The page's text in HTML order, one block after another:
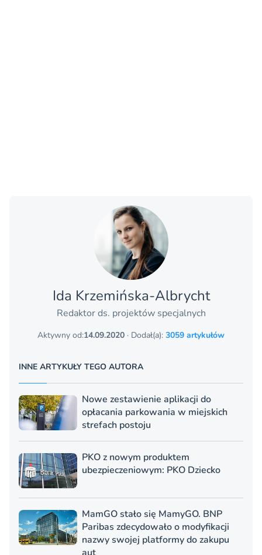
Ida Krzemińska-Albrycht
Redaktor ds. projektów specjalnych
Aktywny od:14.09.2020 · Dodał(a): 3059 artykułów
INNE ARTYKUŁY TEGO AUTORA
Nowe zestawienie aplikacji do
opłacania parkowania w miejskich
strefach postoju
PKO z nowym produktem
ubezpieczeniowym: PKO Dziecko
MamGO stało się MamyGO. BNP
Paribas zdecydowało o modyfikacji
nazwy swojej platformy do zakupu